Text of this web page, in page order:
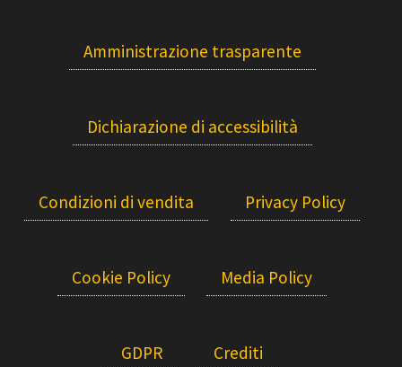
Amministrazione trasparente
Dichiarazione di accessibilità
Condizioni di vendita Privacy Policy
Cookie Policy Media Policy
GDPR Crediti